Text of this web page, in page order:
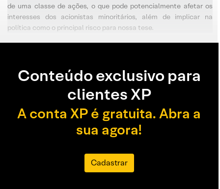
de uma classe de ações, o que pode potencialmente afetar os
interesses dos acionistas minoritários, além de implicar na
política como o principal risco para nossa tese.
Conteúdo exclusivo para
clientes XP
A conta XP é gratuita. Abra a
sua agora!
Cadastrar